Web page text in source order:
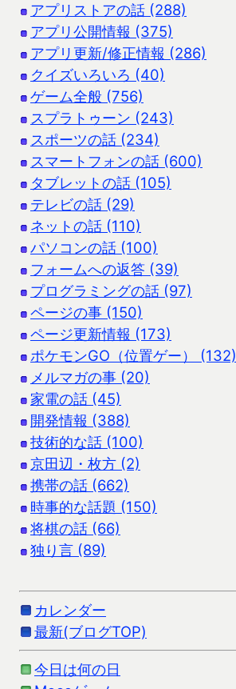
アプリストアの話 (288)
アプリ公開情報 (375)
アプリ更新/修正情報 (286)
クイズいろいろ (40)
ゲーム全般 (756)
スプラトゥーン (243)
スポーツの話 (234)
スマートフォンの話 (600)
タブレットの話 (105)
テレビの話 (29)
ネットの話 (110)
パソコンの話 (100)
フォームへの返答 (39)
プログラミングの話 (97)
ページの事 (150)
ページ更新情報 (173)
ポケモンGO（位置ゲー） (132)
メルマガの事 (20)
家電の話 (45)
開発情報 (388)
技術的な話 (100)
京田辺・枚方 (2)
携帯の話 (662)
時事的な話題 (150)
将棋の話 (66)
独り言 (89)
カレンダー
最新(ブログTOP)
今日は何の日